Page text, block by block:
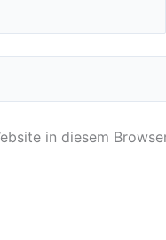
in diesem